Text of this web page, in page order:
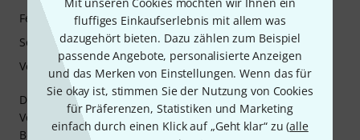
fluffiges Einkaufserlebnis mit allem was
dazugehört bieten. Dazu zählen zum Beispiel
passende Angebote, personalisierte Anzeigen
und das Merken von Einstellungen. Wenn das für
Sie okay ist, stimmen Sie der Nutzung von Cookies
für Präferenzen, Statistiken und Marketing
einfach durch einen Klick auf „Geht klar“ zu (alle
Das ist ein wirklich sehr gut klingender Konsolen-
Vorverstärker. Der Gain-Bereich reicht von einem klaren
Boost bis hin zu einem verzerrten Konsolensound (wie bei
Features
Sound
Verarbeitung